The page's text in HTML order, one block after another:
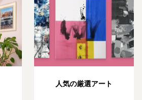
人気の厳選アート